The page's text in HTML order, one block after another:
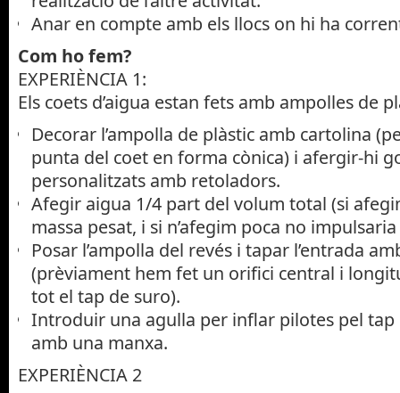
Anar en compte amb els llocs on hi ha
Com ho fem?
EXPERIÈNCIA 1:
Els coets d’aigua estan fets amb ampolles de
Decorar l’ampolla de plàstic amb cartolina
punta del coet en forma cònica) i afergir-hi
personalitzats amb retoladors.
Afegir aigua 1/4 part del volum total (si
massa pesat, i si n’afegim poca no
Posar l’ampolla del revés i tapar l’entrada
(prèviament hem fet un orifici central i
tot el tap de suro).
Introduir una agulla per inflar pilotes pel tap
amb una manxa.
EXPERIÈNCIA 2